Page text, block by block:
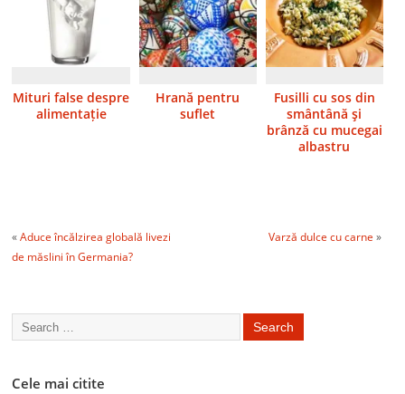
Mituri false despre
alimentație
Hrană pentru
suflet
Fusilli cu sos din
smântână şi
brânză cu mucegai
albastru
«Aduce încălzirea globală livezi
de măslini în Germania?
Varză dulce cu carne »
Cele mai citite